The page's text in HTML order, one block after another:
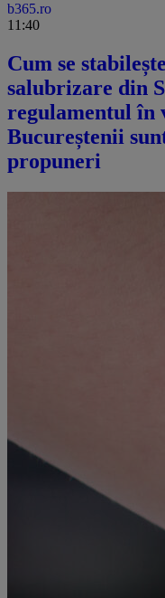
b365.ro
11:40
Cum se
salubrizare din
regulamentul în
Bucureștenii
propuneri